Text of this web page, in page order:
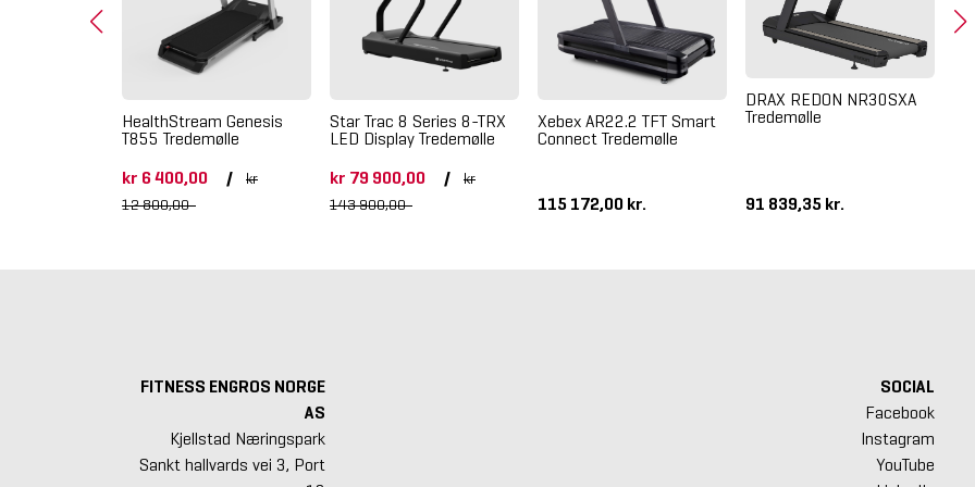
HealthStream Genesis
T855 Tredemølle
kr 6 400,00
/
kr
12 800,00
Star Trac 8 Series 8-TRX
LED Display Tredemølle
kr 79 900,00
/
kr
143 900,00
Xebex AR22.2 TFT Smart
Connect Tredemølle
115 172,00 kr.
DRAX REDON NR30SXA
Tredemølle
91 839,35 kr.
FITNESS ENGROS NORGE
AS
Kjellstad Næringspark
Sankt hallvards vei 3, Port
SOCIAL
Facebook
Instagram
YouTube